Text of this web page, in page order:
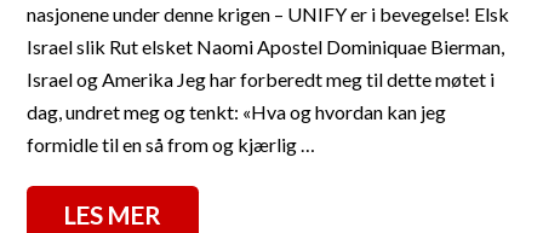
nasjonene under denne krigen – UNIFY er i bevegelse! Elsk
Israel slik Rut elsket Naomi Apostel Dominiquae Bierman,
Israel og Amerika Jeg har forberedt meg til dette møtet i
dag, undret meg og tenkt: «Hva og hvordan kan jeg
formidle til en så from og kjærlig …
LES MER